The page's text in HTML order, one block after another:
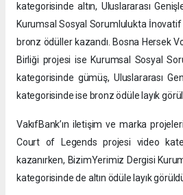
kategorisinde altın, Uluslararası
Kurumsal Sosyal Sorumlulukta İnovatif
bronz ödüller kazandı. Bosna Hersek
Birliği projesi ise Kurumsal Sosyal
kategorisinde gümüş, Uluslararası
kategorisinde ise bronz ödüle layık
VakıfBank’ın iletişim ve marka
Court of Legends projesi video
kazanırken, BizimYerimiz Dergisi
kategorisinde de altın ödüle layık